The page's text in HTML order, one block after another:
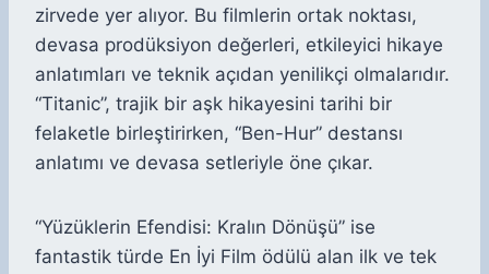
zirvede yer alıyor. Bu filmlerin ortak noktası,
devasa prodüksiyon değerleri, etkileyici hikaye
anlatımları ve teknik açıdan yenilikçi olmalarıdır.
“Titanic”, trajik bir aşk hikayesini tarihi bir
felaketle birleştirirken, “Ben-Hur” destansı
anlatımı ve devasa setleriyle öne çıkar.
“Yüzüklerin Efendisi: Kralın Dönüşü” ise
fantastik türde En İyi Film ödülü alan ilk ve tek